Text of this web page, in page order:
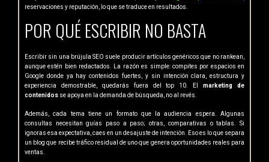
reservaciones y reputación, lo que se traduce en resultados.
POR QUÉ ESCRIBIR NO BASTA
Escribir sin una brújula SEO suele producir artículos genéricos que no rankean,
aunque estén bien redactados. La razón es simple: compites por espacios en
Google donde ya hay contenidos fuertes, y sin intención clara, estructura y
experiencia demostrable, quedarás fuera del top 10. Elmarketing de
contenidos se apoya en la demanda de búsqueda, no al revés.
Además, cada tema tiene un formato que la audiencia espera. Algunas
consultas necesitan guías paso a paso; otras, comparativas o tablas. Si
ignoras esa expectativa, caes en un desajuste de intención. Eso es lo que separa
un blog que recibe tráfico residual de uno que genera oportunidades reales para
ventas.